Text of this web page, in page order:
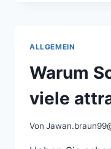
ALLGEMEIN
Warum
viele
Von